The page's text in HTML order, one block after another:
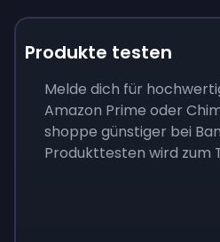
Produkte testen
Melde dich für
Amazon Prime oder
shoppe günstiger bei
Produkttesten wird zum